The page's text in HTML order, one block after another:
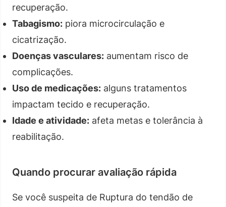
recuperação.
Tabagismo: piora microcirculação e
cicatrização.
Doenças vasculares: aumentam risco de
complicações.
Uso de medicações: alguns tratamentos
impactam tecido e recuperação.
Idade e atividade: afeta metas e tolerância à
reabilitação.
Quando procurar avaliação rápida
Se você suspeita de Ruptura do tendão de